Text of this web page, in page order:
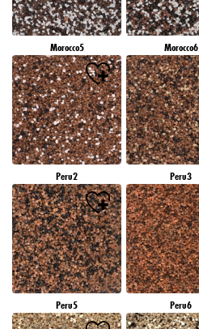
Morocco5 Morocco6
Peru2 Peru3
Peru5 Peru6